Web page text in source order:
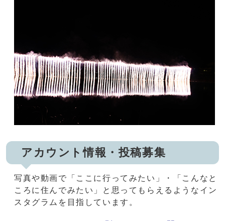
アカウント情報・投稿募集
写真や動画で「ここに行ってみたい」・「こんなと
ころに住んでみたい」と思ってもらえるようなイン
スタグラムを目指しています。